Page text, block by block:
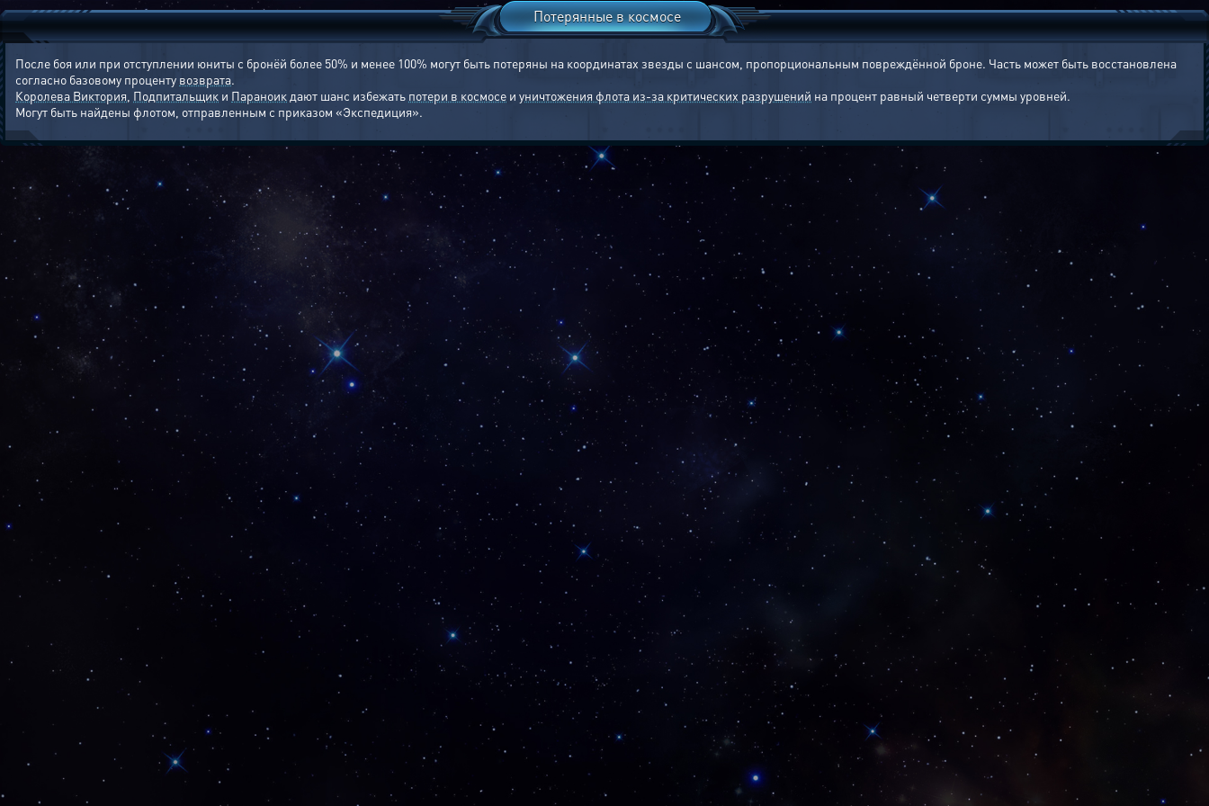
Потерянные в космосе
После боя или при отступлении юниты с бронёй более 50% и менее 100% могут быть потеряны на координатах звезды с шансом, пропорциональным повреждённой броне. Часть может быть восстановлена
согласно базовому проценту возврата.
Королева Виктория Подпитальщик и Параноик дают шанс избежать потери в космосе и уничтожения флота из-за критических разрушений на процент равный четверти суммы уровней.
Могут быть найдены флотом, отправленным с приказом «Экспедиция».